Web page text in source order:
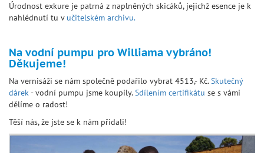
Úrodnost exkure je patrná z naplněných skicáků, jejichž esence je k
nahlédnutí tu v učitelském archivu.
Na vodní pumpu pro Williama vybráno!
Děkujeme!
Na vernisáži se nám společně podařilo vybrat 4513,- Kč.Skutečný
dárek- vodní pumpu jsme koupily.Sdílením certifikátu se s vámi
dělíme o radost!
Těší nás, že jste se k nám přidali!